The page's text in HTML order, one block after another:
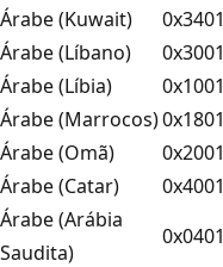
Árabe (Kuwait)
0x3401
Árabe (Líbano)
0x3001
Árabe (Líbia)
0x1001
Árabe (Marrocos)0x1801
Árabe (Omã)
0x2001
Árabe (Catar)
0x4001
Árabe (Arábia
Saudita)
0x0401